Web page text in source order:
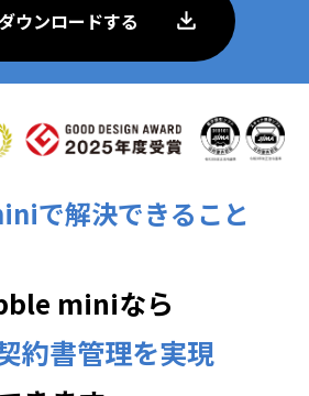
ウンロードする
で解決できること
miniなら
約書管理を実現